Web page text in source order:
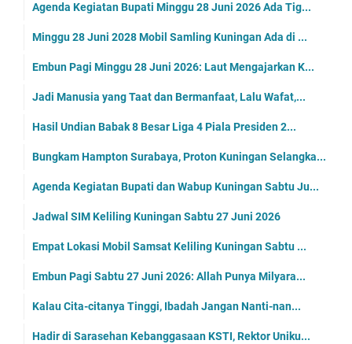
Agenda Kegiatan Bupati Minggu 28 Juni 2026 Ada Tig...
Minggu 28 Juni 2028 Mobil Samling Kuningan Ada di ...
Embun Pagi Minggu 28 Juni 2026: Laut Mengajarkan K...
Jadi Manusia yang Taat dan Bermanfaat, Lalu Wafat,...
Hasil Undian Babak 8 Besar Liga 4 Piala Presiden 2...
Bungkam Hampton Surabaya, Proton Kuningan Selangka...
Agenda Kegiatan Bupati dan Wabup Kuningan Sabtu Ju...
Jadwal SIM Keliling Kuningan Sabtu 27 Juni 2026
Empat Lokasi Mobil Samsat Keliling Kuningan Sabtu ...
Embun Pagi Sabtu 27 Juni 2026: Allah Punya Milyara...
Kalau Cita-citanya Tinggi, Ibadah Jangan Nanti-nan...
Hadir di Sarasehan Kebanggasaan KSTI, Rektor Uniku...